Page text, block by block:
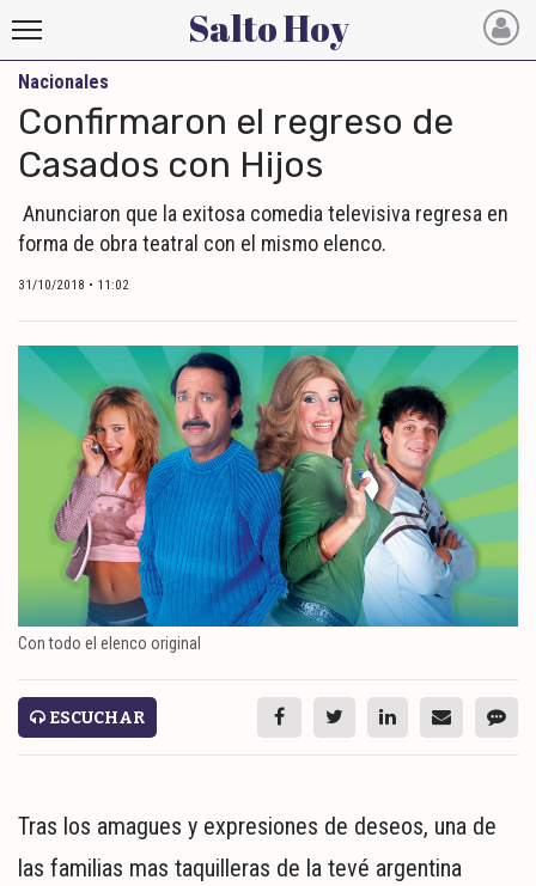
Salto
Hoy
INICIO
NOTICIAS RECIENTES
MUNDO
POLÍTICA
POLICIALES
DEPORTES
ESPECTÁCULOS
NACIONALES
REGIONALES
SOCIEDAD
SALUD
Salto Hoy
Nacionales
Confirmaron el regreso de
Casados con Hijos
Anunciaron que la exitosa comedia televisiva regresa en
forma de obra teatral con el mismo elenco.
31/10/2018 • 11:02
Con todo el elenco original
ESCUCHAR
Tras los amagues y expresiones de deseos, una de
las familias mas taquilleras de la tevé argentina